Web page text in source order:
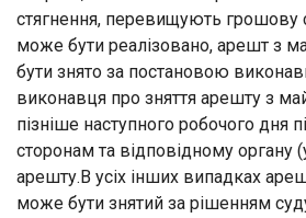
стягнення, перевищують грошову
може бути реалізовано, арешт з
бути знято за постановою
виконавця про зняття арешту з
пізніше наступного робочого дня
сторонам та відповідному органу
арешту.В усіх інших випадках
може бути знятий за рішенням